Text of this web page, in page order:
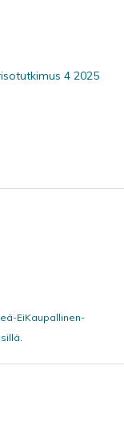
4 2025
EiKaupallinen-
.